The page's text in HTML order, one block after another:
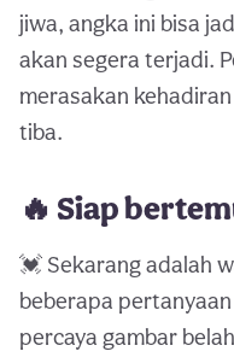
jiwa, angka ini bisa
akan segera terjadi.
merasakan
tiba.
🔥 Siap
💓 Sekarang adalah
beberapa
percaya gambar